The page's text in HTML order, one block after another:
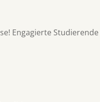
Engagierte